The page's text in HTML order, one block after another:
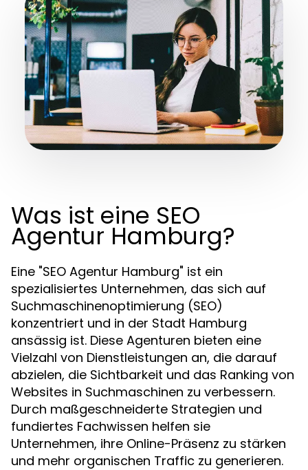
Was ist eine SEO
Agentur Hamburg?
Eine "SEO Agentur Hamburg" ist ein
spezialisiertes Unternehmen, das sich auf
Suchmaschinenoptimierung (SEO)
konzentriert und in der Stadt Hamburg
ansässig ist. Diese Agenturen bieten eine
Vielzahl von Dienstleistungen an, die darauf
abzielen, die Sichtbarkeit und das Ranking von
Websites in Suchmaschinen zu verbessern.
Durch maßgeschneiderte Strategien und
fundiertes Fachwissen helfen sie
Unternehmen, ihre Online-Präsenz zu stärken
und mehr organischen Traffic zu generieren.